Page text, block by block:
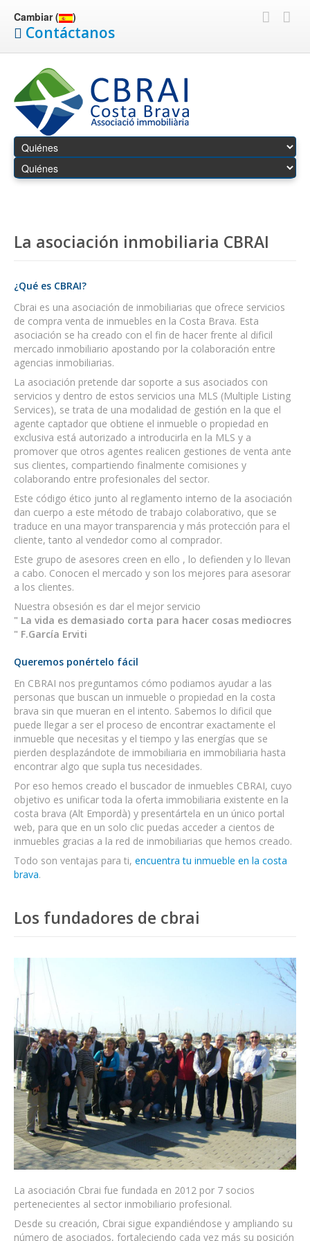
Cambiar ( )
Contáctanos
La asociación inmobiliaria CBRAI
¿Qué es CBRAI?
Cbrai es una asociación de inmobiliarias que ofrece servicios
de compra venta de inmuebles en la Costa Brava. Esta
asociación se ha creado con el fin de hacer frente al dificil
mercado inmobiliario apostando por la colaboración entre
agencias inmobiliarias.
La asociación pretende dar soporte a sus asociados con
servicios y dentro de estos servicios una MLS (Multiple Listing
Services), se trata de una modalidad de gestión en la que el
agente captador que obtiene el inmueble o propiedad en
exclusiva está autorizado a introducirla en la MLS y a
promover que otros agentes realicen gestiones de venta ante
sus clientes, compartiendo finalmente comisiones y
colaborando entre profesionales del sector.
Este código ético junto al reglamento interno de la asociación
dan cuerpo a este método de trabajo colaborativo, que se
traduce en una mayor transparencia y más protección para el
cliente, tanto al vendedor como al comprador.
Este grupo de asesores creen en ello , lo defienden y lo llevan
a cabo. Conocen el mercado y son los mejores para asesorar
a los clientes.
Nuestra obsesión es dar el mejor servicio
" La vida es demasiado corta para hacer cosas mediocres
" F.García Erviti
Queremos ponértelo fácil
En CBRAI nos preguntamos cómo podiamos ayudar a las
personas que buscan un inmueble o propiedad en la costa
brava sin que mueran en el intento. Sabemos lo dificil que
puede llegar a ser el proceso de encontrar exactamente el
inmueble que necesitas y el tiempo y las energías que se
pierden desplazándote de immobiliaria en immobiliaria hasta
encontrar algo que supla tus necesidades.
Por eso hemos creado el buscador de inmuebles CBRAI, cuyo
objetivo es unificar toda la oferta immobiliaria existente en la
costa brava (Alt Empordà) y presentártela en un único portal
web, para que en un solo clic puedas acceder a cientos de
inmuebles gracias a la red de inmobiliarias que hemos creado.
Todo son ventajas para ti, encuentra tu inmueble en la costa
brava.
Los fundadores de cbrai
La asociación Cbrai fue fundada en 2012 por 7 socios
pertenecientes al sector inmobiliario profesional.
Desde su creación, Cbrai sigue expandiéndose y ampliando su
número de asociados, fortaleciendo cada vez más su posición